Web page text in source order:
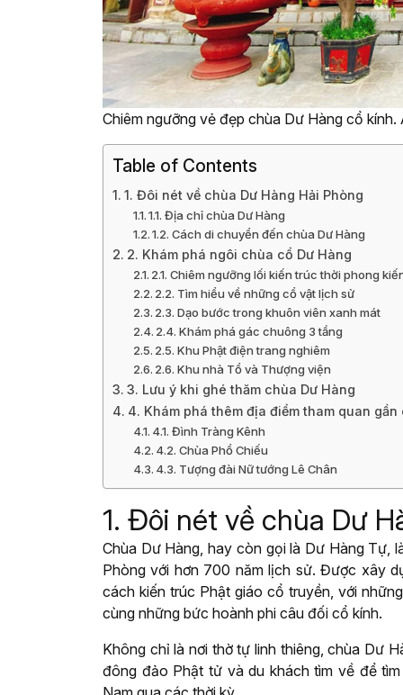
Chiêm ngưỡng vẻ đẹp chùa Dư Hàng cổ kính.
Table of Contents
1. Đôi nét về chùa Dư Hàng Hải Phòng
1.1. Địa chỉ chùa Dư Hàng
1.2. Cách di chuyển đến chùa Dư Hàng
2. Khám phá ngôi chùa cổ Dư Hàng
2.1. Chiêm ngưỡng lối kiến trúc thời phong
2.2. Tìm hiểu về những cổ vật lịch sử
2.3. Dạo bước trong khuôn viên xanh mát
2.4. Khám phá gác chuông 3 tầng
2.5. Khu Phật điện trang nghiêm
2.6. Khu nhà Tổ và Thượng viện
3. Lưu ý khi ghé thăm chùa Dư Hàng
4. Khám phá thêm địa điểm tham quan gần
4.1. Đình Tràng Kênh
4.2. Chùa Phổ Chiếu
4.3. Tượng đài Nữ tướng Lê Chân
1. Đôi nét về chùa Dư
Chùa Dư Hàng, hay còn gọi là Dư Hàng Tự,
Phòng với hơn 700 năm lịch sử. Được xây
cách kiến trúc Phật giáo cổ truyền, với
cùng những bức hoành phi câu đối cổ kính.
Không chỉ là nơi thờ tự linh thiêng, chùa Dư
đông đảo Phật tử và du khách tìm về để